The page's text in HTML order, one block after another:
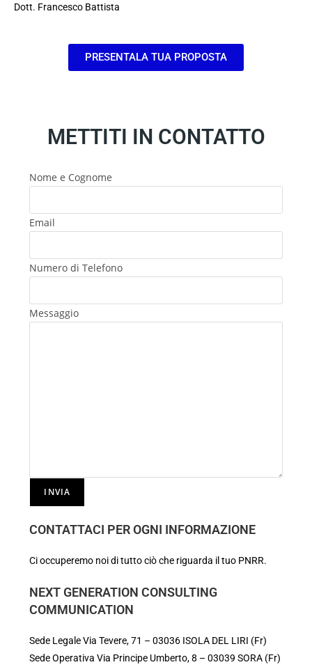
Dott. Francesco Battista
PRESENTALA TUA PROPOSTA
METTITI IN CONTATTO
Nome e Cognome
Email
Numero di Telefono
Messaggio
CONTATTACI PER OGNI INFORMAZIONE
Ci occuperemo noi di tutto ciò che riguarda il tuo PNRR.
NEXT GENERATION CONSULTING
COMMUNICATION
Sede Legale Via Tevere, 71 – 03036 ISOLA DEL LIRI (Fr)
Sede Operativa Via Principe Umberto, 8 – 03039 SORA (Fr)